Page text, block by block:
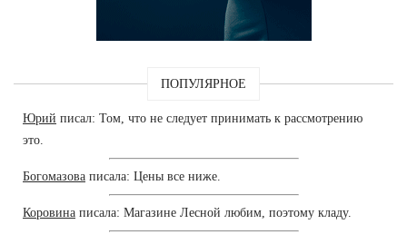
ПОПУЛЯРНОЕ
Юрий писал: Том, что не следует принимать к рассмотрению
это.
Богомазова писала: Цены все ниже.
Коровина писала: Магазине Лесной любим, поэтому кладу.